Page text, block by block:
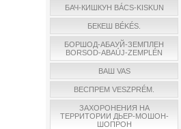
БАЧ-КИШКУН BÁCS-KISKUN
БЕКЕШ BÉKÉS.
БОРШОД-АБАУЙ-ЗЕМПЛЕН
BORSOD-ABAÚJ-ZEMPLÉN
ВАШ VAS
ВЕСПРЕМ VESZPRÉM.
ЗАХОРОНЕНИЯ НА
ТЕРРИТОРИИ ДЬЕР-МОШОН-
ШОПРОН